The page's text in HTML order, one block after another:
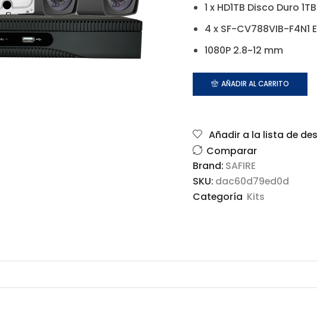
1 x HD1TB Disco Duro 1TB
4 x SF-CV788VIB-F4N1
1080P 2.8~12 mm
AÑADIR AL CARRITO
Añadir a la lista de
Comparar
Brand: SAFIRE
SKU: dac60d79ed0d
Categoría Kits